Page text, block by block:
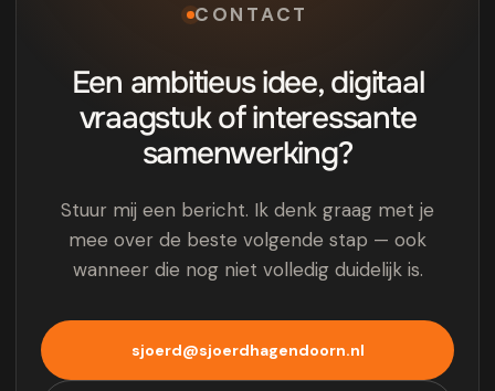
CONTACT
Een ambitieus idee, digitaal
vraagstuk of interessante
samenwerking?
Stuur mij een bericht. Ik denk graag met je
mee over de beste volgende stap — ook
wanneer die nog niet volledig duidelijk is.
sjoerd@sjoerdhagendoorn.nl